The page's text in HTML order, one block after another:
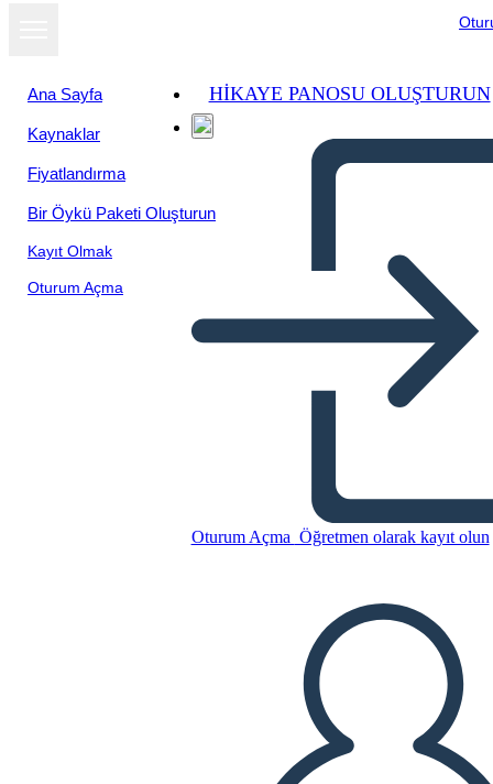
Ana Sayfa
Kaynaklar
Fiyatlandırma
Bir Öykü Paketi Oluşturun
Kayıt Olmak
Oturum Açma
HIKAYE PANOSU OLUŞTURUN
Oturum Açma Öğretmen olarak kayıt olun
Lvi: Diagram Deja
Bu Öykü Panosunu kopyala
BİR HİKAYE PANOSU OLUŞTUR
SLAYT GÖSTERİSİNİ OYNAT
BENİ OKU
Slayt gösterisi
olarak
görüntüle